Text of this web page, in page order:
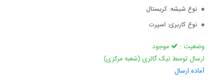
نوع شیشه: کریستال
نوع کاربری: اسپرت
وضعیت :
موجود
ارسال توسط نیک گالری (شعبه مرکزی)
آماده ارسال